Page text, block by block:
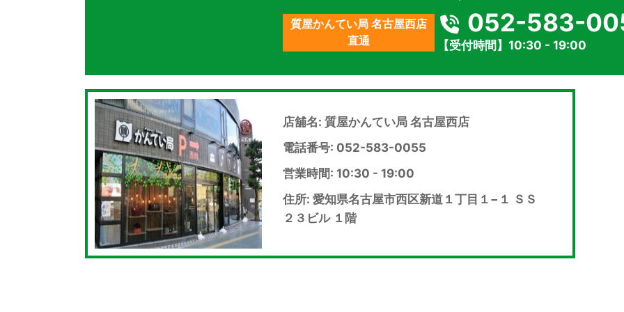
質屋かんてい局 名古屋西店
直通
052-583-
【受付時間】10:30 - 19:00
店舖名: 質屋かんてい局 名古屋西店
電話番号: 052-583-0055
営業時間: 10:30 - 19:00
住所: 愛知県名古屋市西区新道１丁目１−１ ＳＳ
２３ビル １階